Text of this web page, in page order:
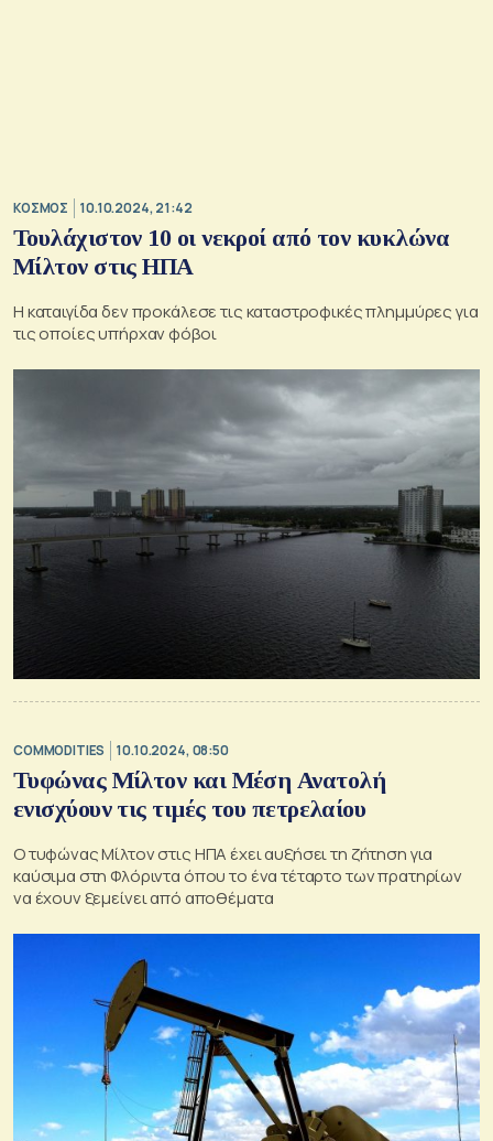
ΚΟΣΜΟΣ 10.10.2024, 21:42
Τουλάχιστον 10 οι νεκροί από τον κυκλώνα
Μίλτον στις ΗΠΑ
Η καταιγίδα δεν προκάλεσε τις καταστροφικές πλημμύρες για
τις οποίες υπήρχαν φόβοι
COMMODITIES 10.10.2024, 08:50
Τυφώνας Μίλτον και Mέση Ανατολή
ενισχύουν τις τιμές του πετρελαίου
Ο τυφώνας Μίλτον στις ΗΠΑ έχει αυξήσει τη ζήτηση για
καύσιμα στη Φλόριντα όπου το ένα τέταρτο των πρατηρίων
να έχουν ξεμείνει από αποθέματα